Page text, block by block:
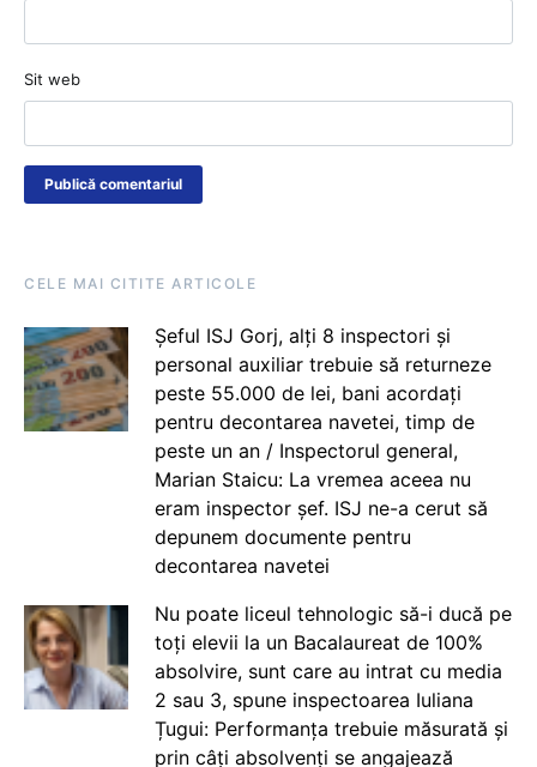
Sit web
CELE MAI CITITE ARTICOLE
Șeful ISJ Gorj, alți 8 inspectori și
personal auxiliar trebuie să returneze
peste 55.000 de lei, bani acordați
pentru decontarea navetei, timp de
peste un an / Inspectorul general,
Marian Staicu: La vremea aceea nu
eram inspector șef. ISJ ne-a cerut să
depunem documente pentru
decontarea navetei
Nu poate liceul tehnologic să-i ducă pe
toți elevii la un Bacalaureat de 100%
absolvire, sunt care au intrat cu media
2 sau 3, spune inspectoarea Iuliana
Țugui: Performanța trebuie măsurată și
prin câți absolvenți se angajează